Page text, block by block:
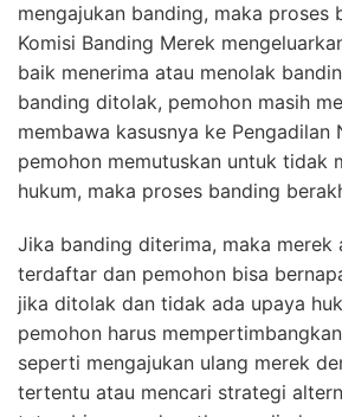
mengajukan banding, maka proses
Komisi Banding Merek
baik menerima atau menolak
banding ditolak, pemohon masih
membawa kasusnya ke Pengadilan
pemohon memutuskan untuk tidak
hukum, maka proses banding
Jika banding diterima, maka merek
terdaftar dan pemohon bisa
jika ditolak dan tidak ada upaya
pemohon harus
seperti mengajukan ulang merek
tertentu atau mencari strategi